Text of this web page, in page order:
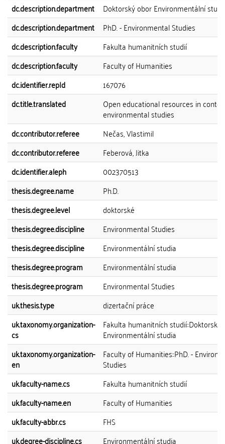
dc.description.department
Doktorský obor Environmentální
dc.description.department
PhD. - Environmental Studies
dc.description.faculty
Fakulta humanitních studií
dc.description.faculty
Faculty of Humanities
dc.identifier.repId
167076
dc.title.translated
Open educational resources in
environmental studies
dc.contributor.referee
Nečas, Vlastimil
dc.contributor.referee
Feberová, Jitka
dc.identifier.aleph
002370513
thesis.degree.name
Ph.D.
thesis.degree.level
doktorské
thesis.degree.discipline
Environmental Studies
thesis.degree.discipline
Environmentální studia
thesis.degree.program
Environmentální studia
thesis.degree.program
Environmental Studies
uk.thesis.type
dizertační práce
uk.taxonomy.organization-
cs
Fakulta humanitních studií::Doktorský
Environmentální studia
uk.taxonomy.organization-
en
Faculty of Humanities::PhD. -
Studies
uk.faculty-name.cs
Fakulta humanitních studií
uk.faculty-name.en
Faculty of Humanities
uk.faculty-abbr.cs
FHS
uk.degree-discipline.cs
Environmentální studia